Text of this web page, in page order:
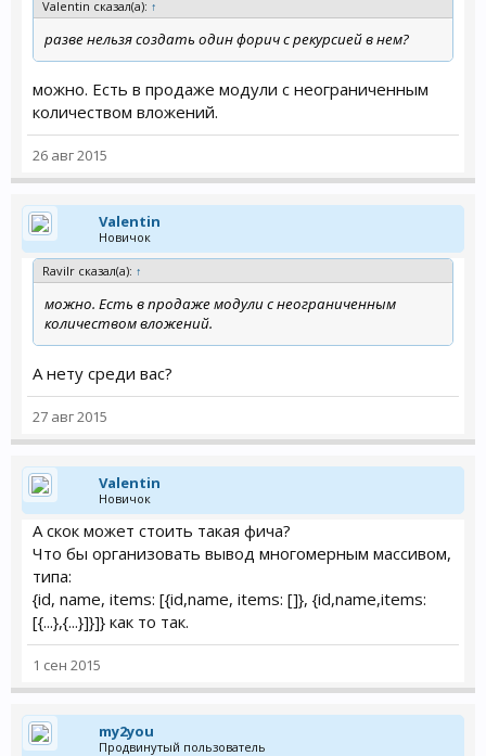
Valentin сказал(а): ↑
разве нельзя создать один форич с рекурсией в нем?
можно. Есть в продаже модули с неограниченным
количеством вложений.
26 авг 2015
Valentin
Новичок
Ravilr сказал(а): ↑
можно. Есть в продаже модули с неограниченным
количеством вложений.
А нету среди вас?
27 авг 2015
Valentin
Новичок
А скок может стоить такая фича?
Что бы организовать вывод многомерным массивом,
типа:
{id, name, items: [{id,name, items: []}, {id,name,items:
[{...},{...}]}]} как то так.
1 сен 2015
my2you
Продвинутый пользователь